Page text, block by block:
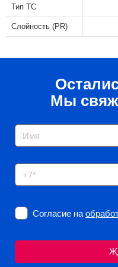
Тип ТС
Слойность (PR)
Мы
Согласие на